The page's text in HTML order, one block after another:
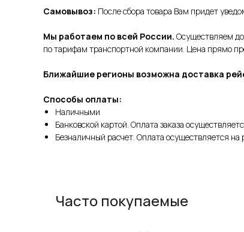
Самовывоз: После сбора товара Вам придет
Мы работаем по всей России. Осуществляем
по тарифам транспортной компании. Цена прямо
Ближайшие регионы возможна доставка
Способы оплаты:
Наличными
Банковской картой. Оплата заказа
Безналичный расчет. Оплата осуществляется на
Часто покупаемые